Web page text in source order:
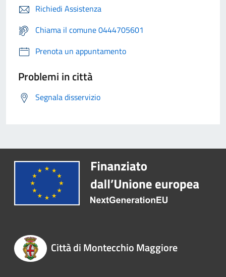
Richiedi Assistenza
Chiama il comune 0444705601
Prenota un appuntamento
Problemi in città
Segnala disservizio
Città di Montecchio Maggiore